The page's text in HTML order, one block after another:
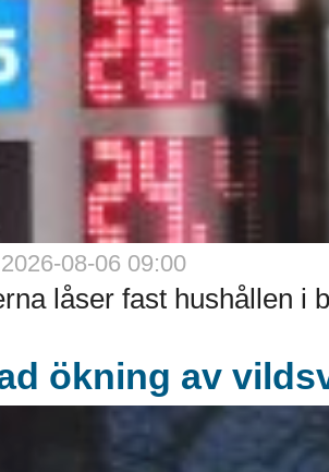
08-06 09:00
låser fast hushållen i
ökning av